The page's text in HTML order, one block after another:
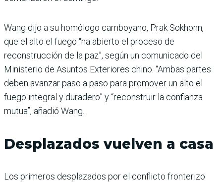
Wang dijo a su homólogo camboyano, Prak Sokhonn,
que el alto el fuego “ha abierto el proceso de
reconstrucción de la paz”, según un comunicado del
Ministerio de Asuntos Exteriores chino. “Ambas partes
deben avanzar paso a paso para promover un alto el
fuego integral y duradero” y “reconstruir la confianza
mutua”, añadió Wang.
Desplazados vuelven a casa
Los primeros desplazados por el conflicto fronterizo